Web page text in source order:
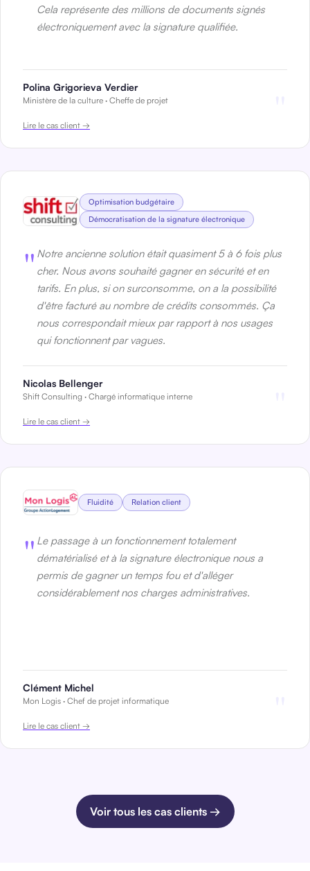
Cela représente des millions de documents signés
électroniquement avec la signature qualifiée.
Polina Grigorieva Verdier
Ministère de la culture · Cheffe de projet
Lire le cas client →
Optimisation budgétaire
Démocratisation de la signature électronique
" Notre ancienne solution était quasiment 5 à 6 fois plus
cher. Nous avons souhaité gagner en sécurité et en
tarifs. En plus, si on surconsomme, on a la possibilité
d'être facturé au nombre de crédits consommés. Ça
nous correspondait mieux par rapport à nos usages
qui fonctionnent par vagues.
Nicolas Bellenger
Shift Consulting · Chargé informatique interne
Lire le cas client →
Fluidité Relation client
" Le passage à un fonctionnement totalement
dématérialisé et à la signature électronique nous a
permis de gagner un temps fou et d'alléger
considérablement nos charges administratives.
Clément Michel
Mon Logis · Chef de projet informatique
Lire le cas client →
Voir tous les cas clients →